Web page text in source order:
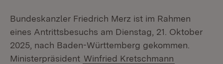
Bundeskanzler Friedrich Merz ist im Rahmen
eines Antrittsbesuchs am Dienstag, 21. Oktober
2025, nach Baden-Württemberg gekommen.
Ministerpräsident Winfried Kretschmann